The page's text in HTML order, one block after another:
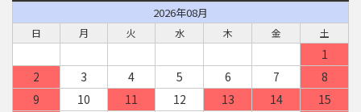
2026年08月
日 月 火 水 木 金 土
1
2
3 4 5 6 7
8
9
10 11 12 13 14
15